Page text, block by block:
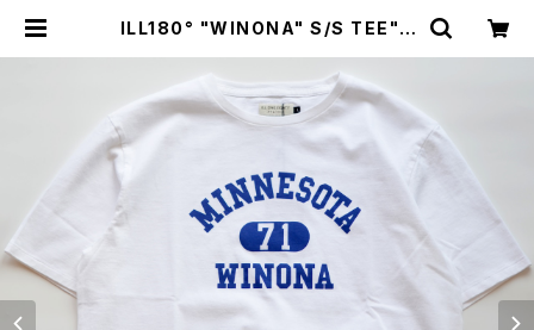
ILL180° "WINONA" S/S TEE" |